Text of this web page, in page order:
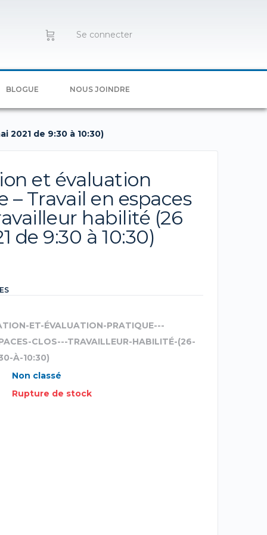
Se connecter
BLOGUE NOUS JOINDRE
2021 de 9:30 à 10:30)
et évaluation
– Travail en espaces
habilité (26
de 9:30 à 10:30)
ET-ÉVALUATION-PRATIQUE---
CLOS---TRAVAILLEUR-HABILITÉ-(26-
À-10:30)
Non classé
Rupture de stock